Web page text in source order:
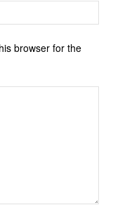
browser for the